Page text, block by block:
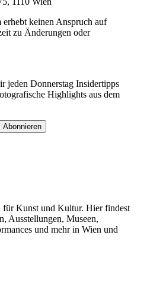
keinen Anspruch auf
zu Änderungen oder
jeden Donnerstag Insidertipps
Highlights aus dem
Abonnieren
für Kunst und Kultur. Hier findest
Ausstellungen, Museen,
und mehr in Wien und